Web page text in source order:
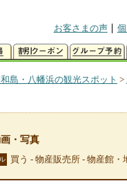
お客さまの声
島・八幡浜の観光スポット >
・写真
買う - 物産販売所 - 物産館・